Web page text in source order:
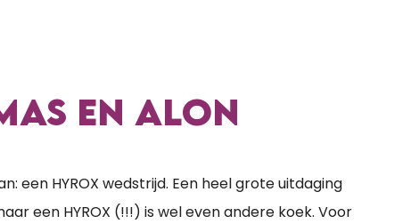
EN ALON
een HYROX wedstrijd. Een heel grote uitdaging
een HYROX (!!!) is wel even andere koek. Voor